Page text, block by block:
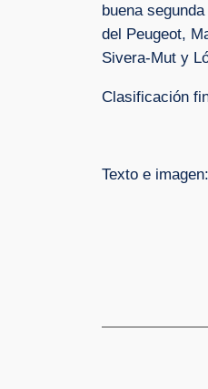
buena
del Peugeot,
Sivera-Mut y
Clasificación
Texto e